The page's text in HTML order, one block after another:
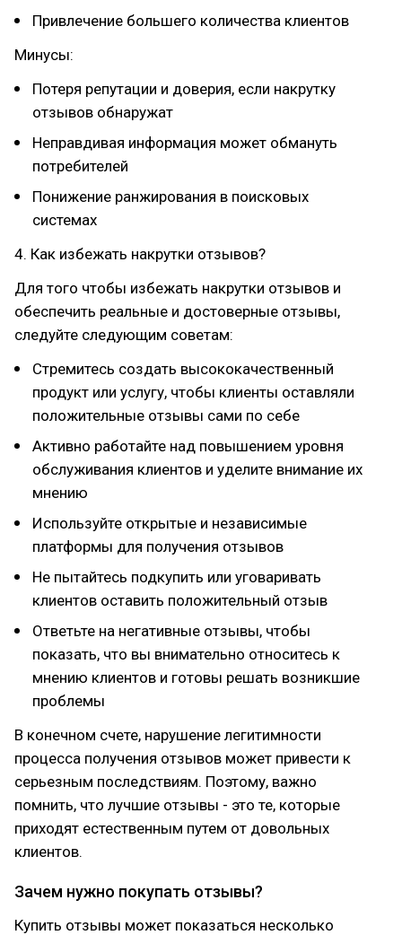
Привлечение большего количества клиентов
Минусы:
Потеря репутации и доверия, если накрутку
отзывов обнаружат
Неправдивая информация может обмануть
потребителей
Понижение ранжирования в поисковых
системах
4. Как избежать накрутки отзывов?
Для того чтобы избежать накрутки отзывов и
обеспечить реальные и достоверные отзывы,
следуйте следующим советам:
Стремитесь создать высококачественный
продукт или услугу, чтобы клиенты оставляли
положительные отзывы сами по себе
Активно работайте над повышением уровня
обслуживания клиентов и уделите внимание их
мнению
Используйте открытые и независимые
платформы для получения отзывов
Не пытайтесь подкупить или уговаривать
клиентов оставить положительный отзыв
Ответьте на негативные отзывы, чтобы
показать, что вы внимательно относитесь к
мнению клиентов и готовы решать возникшие
проблемы
В конечном счете, нарушение легитимности
процесса получения отзывов может привести к
серьезным последствиям. Поэтому, важно
помнить, что лучшие отзывы - это те, которые
приходят естественным путем от довольных
клиентов.
Зачем нужно покупать отзывы?
Купить отзывы может показаться несколько